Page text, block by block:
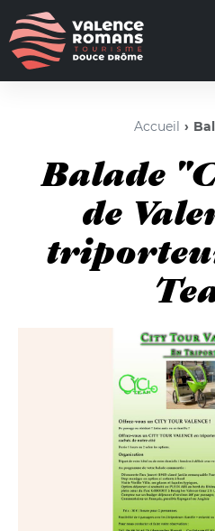
Accueil Balade "City
Balade
de